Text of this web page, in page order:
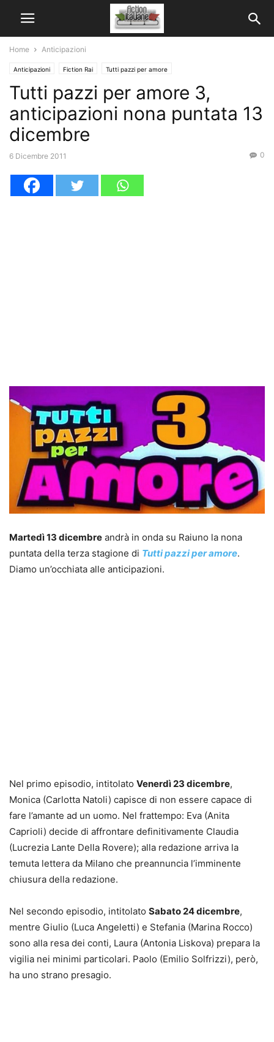
Home Anticipazioni
Anticipazioni Fiction Rai Tutti pazzi per amore
Tutti pazzi per amore 3,
anticipazioni nona puntata 13
dicembre
6 Dicembre 2011 0
Martedì 13 dicembre andrà in onda su Raiuno la nona
puntata della terza stagione di Tutti pazzi per amore.
Diamo un’occhiata alle anticipazioni.
Nel primo episodio, intitolato Venerdì 23 dicembre,
Monica (Carlotta Natoli) capisce di non essere capace di
fare l’amante ad un uomo. Nel frattempo: Eva (Anita
Caprioli) decide di affrontare definitivamente Claudia
(Lucrezia Lante Della Rovere); alla redazione arriva la
temuta lettera da Milano che preannuncia l’imminente
chiusura della redazione.
Nel secondo episodio, intitolato Sabato 24 dicembre,
mentre Giulio (Luca Angeletti) e Stefania (Marina Rocco)
sono alla resa dei conti, Laura (Antonia Liskova) prepara la
vigilia nei minimi particolari. Paolo (Emilio Solfrizzi), però,
ha uno strano presagio.